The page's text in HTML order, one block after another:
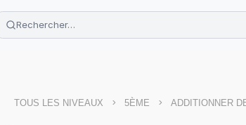
🌴Cahier de vacances offert: révise les
Télécharge ton PDF gratuit et progresse avec
TOUS LES NIVEAUX > 5ÈME > ADDITIONNER